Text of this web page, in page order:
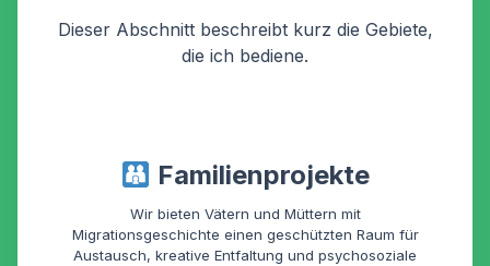
Dieser Abschnitt beschreibt kurz die Gebiete,
die ich bediene.
Familienprojekte
Wir bieten Vätern und Müttern mit
Migrationsgeschichte einen geschützten Raum für
Austausch, kreative Entfaltung und psychosoziale